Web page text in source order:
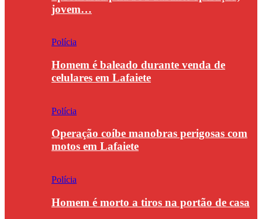
jovem…
Polícia
Homem é baleado durante venda de
celulares em Lafaiete
Polícia
Operação coíbe manobras perigosas com
motos em Lafaiete
Polícia
Homem é morto a tiros na portão de casa